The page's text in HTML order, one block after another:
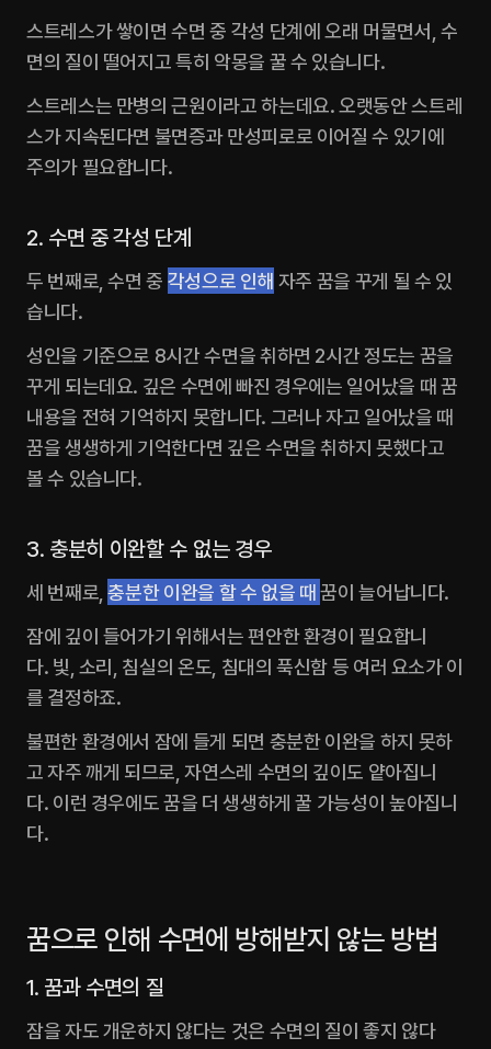
스트레스가 쌓이면 수면 중 각성 단계에 오래 머물면서, 수
면의 질이 떨어지고 특히 악몽을 꿀 수 있습니다.‍
스트레스는 만병의 근원이라고 하는데요. 오랫동안 스트레
스가 지속된다면 불면증과 만성피로로 이어질 수 있기에
주의가 필요합니다.‍
2. 수면 중 각성 단계
두 번째로, 수면 중 각성으로 인해 자주 꿈을 꾸게 될 수 있
습니다.
성인을 기준으로 8시간 수면을 취하면 2시간 정도는 꿈을
꾸게 되는데요. 깊은 수면에 빠진 경우에는 일어났을 때 꿈
내용을 전혀 기억하지 못합니다. 그러나 자고 일어났을 때
꿈을 생생하게 기억한다면 깊은 수면을 취하지 못했다고
볼 수 있습니다.
3. 충분히 이완할 수 없는 경우
세 번째로, 충분한 이완을 할 수 없을 때 꿈이 늘어납니다.‍
잠에 깊이 들어가기 위해서는 편안한 환경이 필요합니
다. 빛, 소리, 침실의 온도, 침대의 푹신함 등 여러 요소가 이
를 결정하죠.
불편한 환경에서 잠에 들게 되면 충분한 이완을 하지 못하
고 자주 깨게 되므로, 자연스레 수면의 깊이도 얕아집니
다. 이런 경우에도 꿈을 더 생생하게 꿀 가능성이 높아집니
다.
꿈으로 인해 수면에 방해받지 않는 방법
1. 꿈과 수면의 질
잠을 자도 개운하지 않다는 것은 수면의 질이 좋지 않다